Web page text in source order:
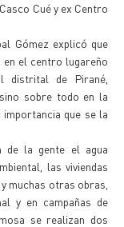
Cué y ex Centro
Gómez explicó que
el centro lugareño
distrital de Pirané,
sobre todo en la
que se la
de la gente el agua
las viviendas
muchas otras obras,
y en campañas de
se realizan dos